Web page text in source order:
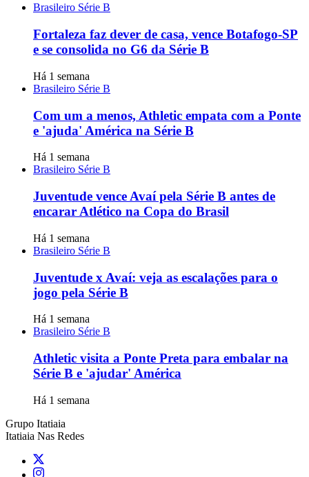
Brasileiro Série B
Fortaleza faz dever de casa, vence Botafogo-SP
e se consolida no G6 da Série B
Há 1 semana
Brasileiro Série B
Com um a menos, Athletic empata com a Ponte
e 'ajuda' América na Série B
Há 1 semana
Brasileiro Série B
Juventude vence Avaí pela Série B antes de
encarar Atlético na Copa do Brasil
Há 1 semana
Brasileiro Série B
Juventude x Avaí: veja as escalações para o
jogo pela Série B
Há 1 semana
Brasileiro Série B
Athletic visita a Ponte Preta para embalar na
Série B e 'ajudar' América
Há 1 semana
Grupo Itatiaia
Itatiaia Nas Redes